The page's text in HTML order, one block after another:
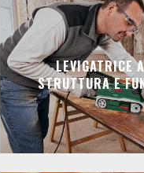
LEVIGATRICE
STRUTTURA E